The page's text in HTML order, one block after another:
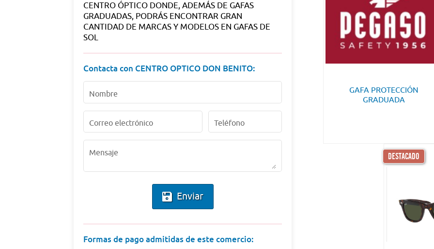
CENTRO ÓPTICO DONDE, ADEMÁS DE GAFAS
GRADUADAS, PODRÁS ENCONTRAR GRAN
CANTIDAD DE MARCAS Y MODELOS EN GAFAS DE
SOL
Contacta con CENTRO OPTICO DON BENITO:
Nombre
Correo electrónico Teléfono
Mensaje
Enviar
Formas de pago admitidas de este comercio:
GAFA PROTECCIÓN
GRADUADA
DESTACADO